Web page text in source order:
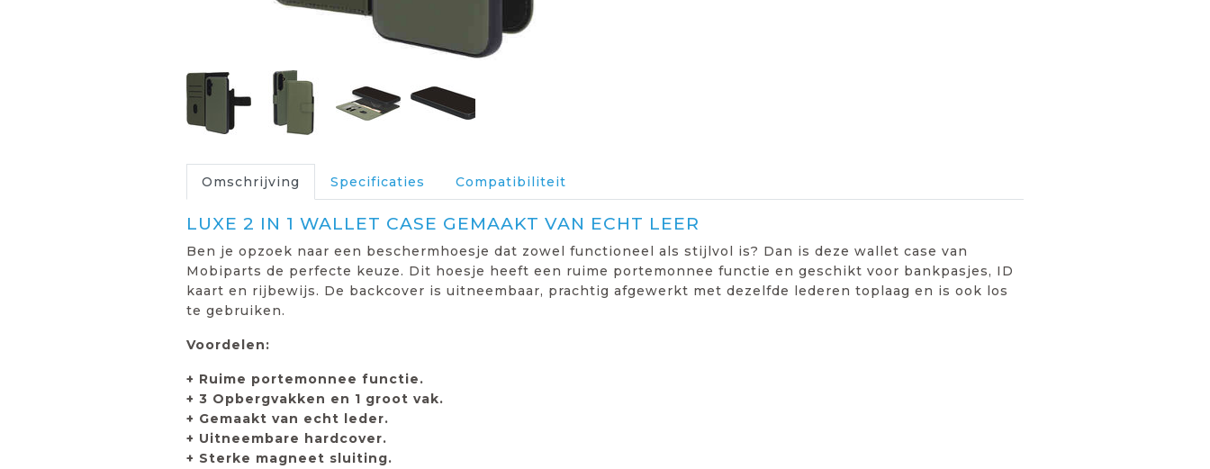
Omschrijving Specificaties Compatibiliteit
LUXE 2 IN 1 WALLET CASE GEMAAKT VAN ECHT LEER
Ben je opzoek naar een beschermhoesje dat zowel functioneel als stijlvol is? Dan is deze wallet case van
Mobiparts de perfecte keuze. Dit hoesje heeft een ruime portemonnee functie en geschikt voor bankpasjes, ID
kaart en rijbewijs. De backcover is uitneembaar, prachtig afgewerkt met dezelfde lederen toplaag en is ook los
te gebruiken.
Voordelen:
+ Ruime portemonnee functie.
+ 3 Opbergvakken en 1 groot vak.
+ Gemaakt van echt leder.
+ Uitneembare hardcover.
+ Sterke magneet sluiting.